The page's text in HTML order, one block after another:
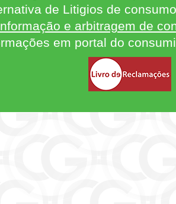
de Litigios de
e arbitragem de
em portal do